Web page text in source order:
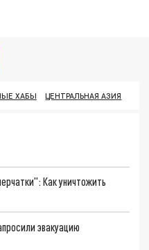
ХАБЫ ЦЕНТРАЛЬНАЯ АЗИЯ
Как уничтожить
эвакуацию